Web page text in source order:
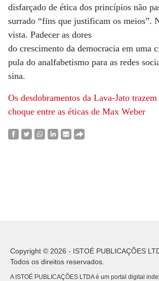
disfarçado de ética dos princípios não
surrado “fins que justificam os meios”.
vista. Padecer as dores
do crescimento da democracia em uma
pula do analfabetismo para as redes
sina.
Os desdobramentos da Lava-Jato
choque entre as éticas de Max Weber
Copyright © 2026 - ISTOÉ PUBLICAÇÕES
Todos os direitos reservados.
A ISTOÉ PUBLICAÇÕES LTDA é um portal digital